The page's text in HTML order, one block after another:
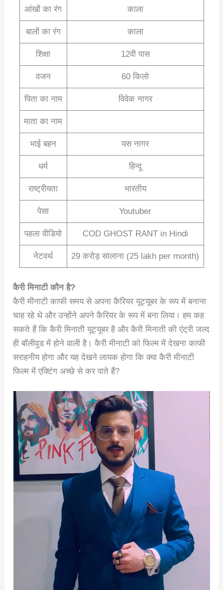
आंखों का रंग काला
बालों का रंग काला
शिक्षा 12वी पास
वजन 60 किलो
पिता का नाम विवेक नागर
माता का नाम
भाई बहन यस नागर
धर्म हिन्दू
राष्ट्रीयता भारतीय
पेसा Youtuber
पहला वीडियो COD GHOST RANT in Hindi
नेटवर्थ 29 करोड़ सालाना (25 lakh per month)
कैरी मिनाटी कौन है?
कैरी मीनाटी काफी समय से अपना कैरियर यूट्यूबर के रूप में बनाना
चाह रहे थे और उन्होंने अपने कैरियर के रूप में बना लिया। हम कह
सकते हैं कि कैरी मिनाती यूट्यूबर है और कैरी मिनाती की एंट्री जल्द
ही बॉलीवुड में होने वाली है। कैरी मीनाटी को फिल्म में देखना काफी
सराहनीय होगा और यह देखने लायक होगा कि क्या कैरी मीनाटी
फिल्म में एक्टिंग अच्छे से कर पाते हैं?